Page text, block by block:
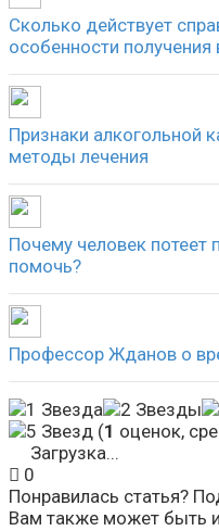
Сколько действует
особенности получения
Признаки алкогольной
методы лечения
Почему человек потеет
помочь?
Профессор Жданов о
(1 оценок,
Загрузка...
0
Понравилась статья?
Вам также может быть